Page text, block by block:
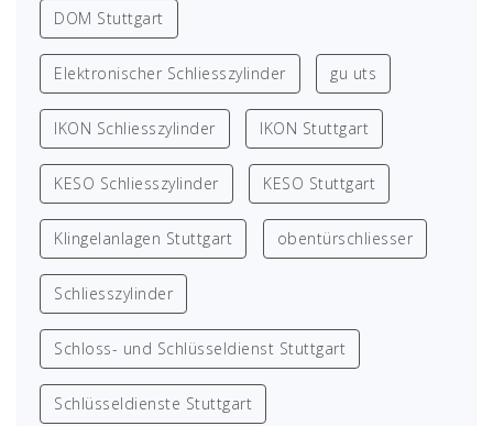
DOM Stuttgart
Elektronischer Schliesszylinder gu uts
IKON Schliesszylinder IKON Stuttgart
KESO Schliesszylinder KESO Stuttgart
Klingelanlagen Stuttgart obentürschliesser
Schliesszylinder
Schloss- und Schlüsseldienst Stuttgart
Schlüsseldienste Stuttgart